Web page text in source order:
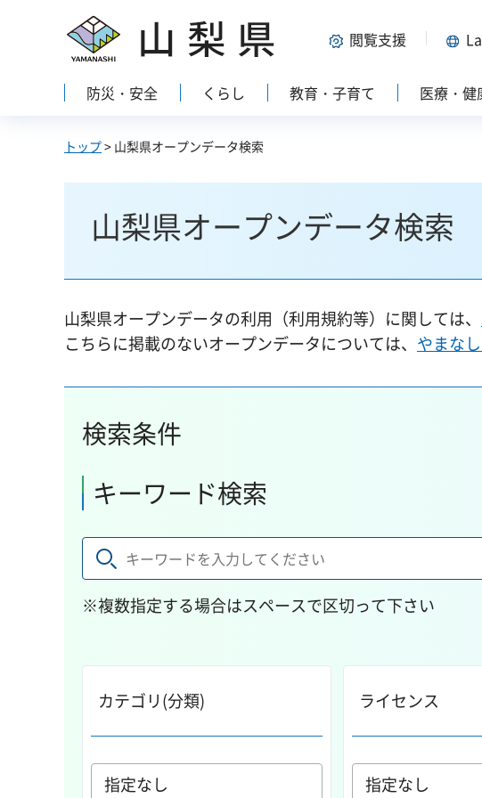
山梨県 閲覧支援
防災・安全 くらし 教育・子育て 医療・健
トップ> 山梨県オープンデータ検索
山梨県オープンデータ検索
山梨県オープンデータの利用（利用規約等）に関しては、
こちらに掲載のないオープンデータについては、 やまな
検索条件
キーワード検索
※複数指定する場合はスペースで区切って下さい
カテゴリ(分類) ライセンス